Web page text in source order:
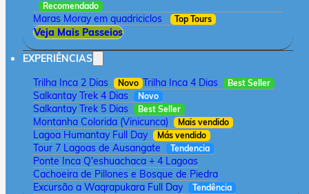
Recomendado
Maras Moray em quadriciclos Top Tours
Veja Mais Passeios
EXPERIÊNCIAS
Trilha Inca 2 Dias
Novo Trilha Inca 4 Dias Best Seller
Salkantay Trek 4 Dias Novo
Salkantay Trek 5 Dias Best Seller
Montanha Colorida (Vinicunca) Mais vendido
Lagoa Humantay Full Day Más vendido
Tour 7 Lagoas de Ausangate Tendencia
Ponte Inca Q'eshuachaca + 4 Lagoas
Cachoeira de Pillones e Bosque de Piedra
Excursão a Waqrapukara Full Day
Tendência